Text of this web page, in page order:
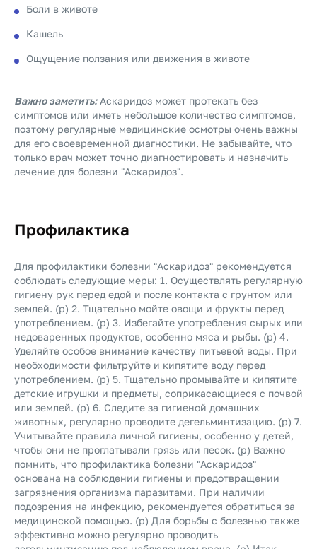
Боли в животе
Кашель
Ощущение ползания или движения в животе
Важно заметить:Аскаридоз может протекать без
симптомов или иметь небольшое количество симптомов,
поэтому регулярные медицинские осмотры очень важны
для его своевременной диагностики. Не забывайте, что
только врач может точно диагностировать и назначить
лечение для болезни "Аскаридоз".
Профилактика
Для профилактики болезни "Аскаридоз" рекомендуется
соблюдать следующие меры: 1. Осуществлять регулярную
гигиену рук перед едой и после контакта с грунтом или
землей. (p) 2. Тщательно мойте овощи и фрукты перед
употреблением. (p) 3. Избегайте употребления сырых или
недоваренных продуктов, особенно мяса и рыбы. (p) 4.
Уделяйте особое внимание качеству питьевой воды. При
необходимости фильтруйте и кипятите воду перед
употреблением. (p) 5. Тщательно промывайте и кипятите
детские игрушки и предметы, соприкасающиеся с почвой
или землей. (p) 6. Следите за гигиеной домашних
животных, регулярно проводите дегельминтизацию. (p) 7.
Учитывайте правила личной гигиены, особенно у детей,
чтобы они не проглатывали грязь или песок. (p) Важно
помнить, что профилактика болезни "Аскаридоз"
основана на соблюдении гигиены и предотвращении
загрязнения организма паразитами. При наличии
подозрения на инфекцию, рекомендуется обратиться за
медицинской помощью. (p) Для борьбы с болезнью также
эффективно можно регулярно проводить